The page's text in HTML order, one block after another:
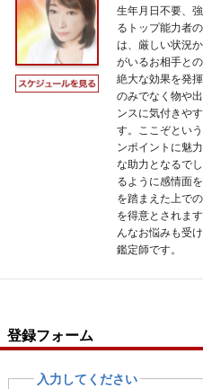
生年月日不要、
るトップ能力者
は、厳しい状況
がいるお相手と
絶大な効果を発
のみでなく物や
ンスに気付きや
す。ここぞとい
ンポイントに魅
な助力となるで
るように感情面
を踏まえた上で
を得意とされま
んなお悩みも受
鑑定師です。
登録フォーム
入力してください